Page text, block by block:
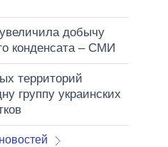
добычу
конденсата – СМИ
территорий
группу украинских